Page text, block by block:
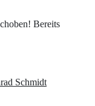
Bereits
Schmidt